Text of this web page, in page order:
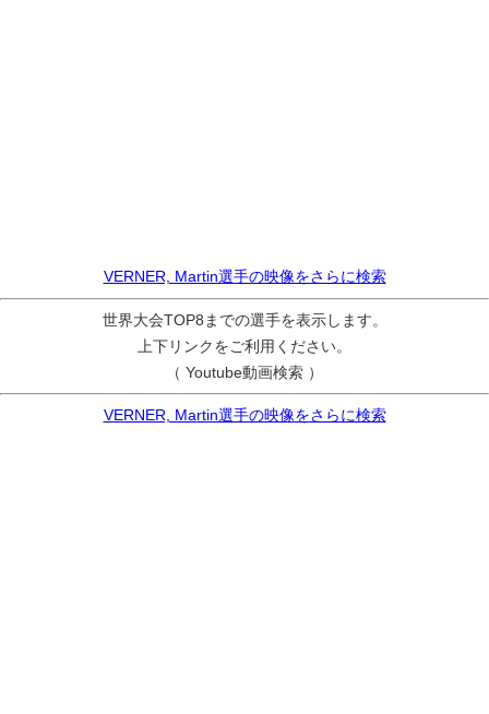
VERNER, Martin選手の映像をさらに検索
世界大会TOP8までの選手を表示します。
上下リンクをご利用ください。
（ Youtube動画検索 ）
VERNER, Martin選手の映像をさらに検索